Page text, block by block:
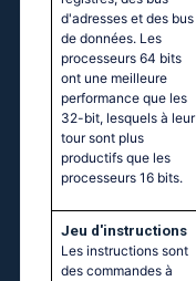
d'adresses et des bus
de données. Les
processeurs 64 bits
ont une meilleure
performance que les
32-bit, lesquels à leur
tour sont plus
productifs que les
processeurs 16 bits.
Jeu d'instructions
Les instructions sont
des commandes à